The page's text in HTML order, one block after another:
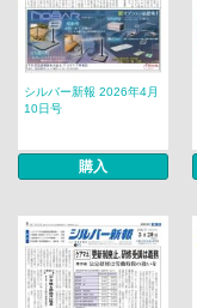
シルバー新報 2026年4月
10日号
購入